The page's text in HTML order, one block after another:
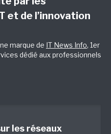
et de l’innovation
marque de IT News Info, 1er
dédié aux professionnels
les réseaux